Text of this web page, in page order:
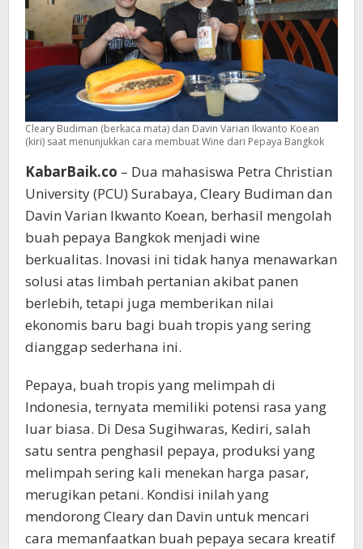
Cleary Budiman (berkaca mata) dan Davin Varian Ikwanto Koean
(kiri) saat menunjukkan cara membuat Wine dari Pepaya Bangkok
KabarBaik.co – Dua mahasiswa Petra Christian
University (PCU) Surabaya, Cleary Budiman dan
Davin Varian Ikwanto Koean, berhasil mengolah
buah pepaya Bangkok menjadi wine
berkualitas. Inovasi ini tidak hanya menawarkan
solusi atas limbah pertanian akibat panen
berlebih, tetapi juga memberikan nilai
ekonomis baru bagi buah tropis yang sering
dianggap sederhana ini.
Pepaya, buah tropis yang melimpah di
Indonesia, ternyata memiliki potensi rasa yang
luar biasa. Di Desa Sugihwaras, Kediri, salah
satu sentra penghasil pepaya, produksi yang
melimpah sering kali menekan harga pasar,
merugikan petani. Kondisi inilah yang
mendorong Cleary dan Davin untuk mencari
cara memanfaatkan buah pepaya secara kreatif